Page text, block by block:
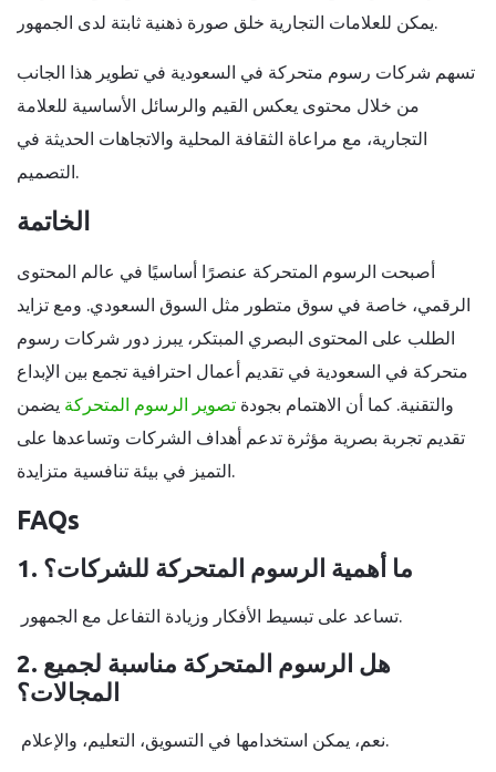
يمكن للعلامات التجارية خلق صورة ذهنية ثابتة لدى الجمهور.
تسهم شركات رسوم متحركة في السعودية في تطوير هذا الجانب
من خلال محتوى يعكس القيم والرسائل الأساسية للعلامة
التجارية، مع مراعاة الثقافة المحلية والاتجاهات الحديثة في
التصميم.
الخاتمة
أصبحت الرسوم المتحركة عنصرًا أساسيًا في عالم المحتوى
الرقمي، خاصة في سوق متطور مثل السوق السعودي. ومع تزايد
الطلب على المحتوى البصري المبتكر، يبرز دور شركات رسوم
متحركة في السعودية في تقديم أعمال احترافية تجمع بين الإبداع
والتقنية. كما أن الاهتمام بجودة تصوير الرسوم المتحركة يضمن
تقديم تجربة بصرية مؤثرة تدعم أهداف الشركات وتساعدها على
التميز في بيئة تنافسية متزايدة.
FAQs
1. ما أهمية الرسوم المتحركة للشركات؟
تساعد على تبسيط الأفكار وزيادة التفاعل مع الجمهور.
2. هل الرسوم المتحركة مناسبة لجميع
المجالات؟
نعم، يمكن استخدامها في التسويق، التعليم، والإعلام.